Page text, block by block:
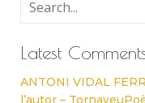
Latest
ANTONI VIDAL
l’autor –